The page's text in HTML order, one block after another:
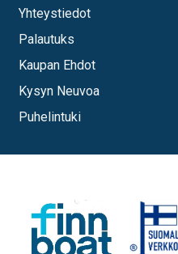
Yhteystiedot
Palautuks
Kaupan Ehdot
Kysyn Neuvoa
Puhelintuki